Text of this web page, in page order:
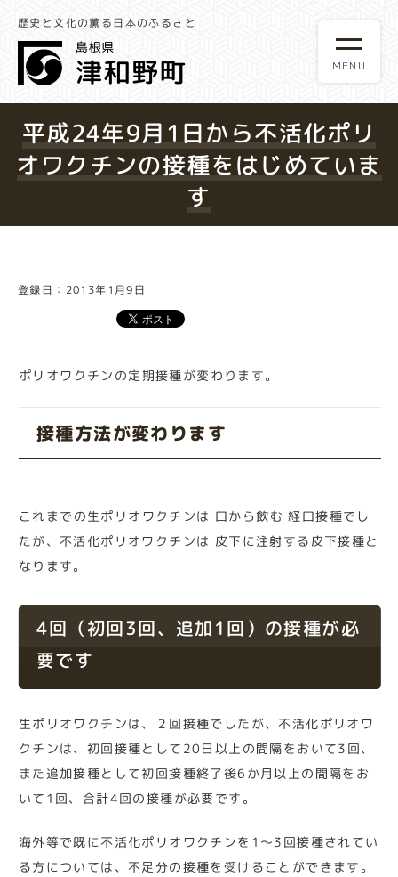
歴史と文化の薫る日本のふるさと
平成24年9月1日から不活化ポリ
オワクチンの接種をはじめていま
す
登録日：2013年1月9日
ポリオワクチンの定期接種が変わります。
接種方法が変わります
これまでの生ポリオワクチンは 口から飲む 経口接種でし
たが、不活化ポリオワクチンは 皮下に注射する皮下接種と
なります。
4回（初回3回、追加1回）の接種が必
要です
生ポリオワクチンは、２回接種でしたが、不活化ポリオワ
クチンは、初回接種として20日以上の間隔をおいて3回、
また追加接種として初回接種終了後6か月以上の間隔をお
いて1回、合計4回の接種が必要です。
海外等で既に不活化ポリオワクチンを1～3回接種されてい
る方については、不足分の接種を受けることができます。